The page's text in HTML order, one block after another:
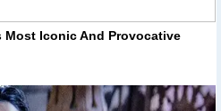
Most Iconic And Provocative